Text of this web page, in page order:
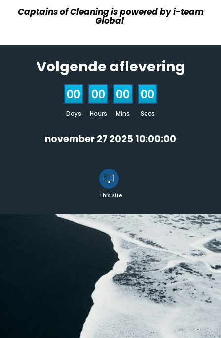
Captains of Cleaning is powered by i-team
Global
Volgende aflevering
00
Days
00
Hours
00
Mins
00
Secs
november 27 2025 10:00:00
This Site